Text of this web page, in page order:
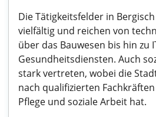
Die Tätigkeitsfelder in
vielfältig und reichen von
über das Bauwesen bis hin zu
Gesundheitsdiensten. Auch
stark vertreten, wobei die
nach qualifizierten
Pflege und soziale Arbeit hat.